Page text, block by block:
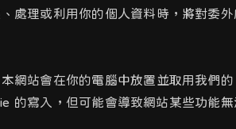
處理或利用你的個人資料時，將對委
網站會在你的電腦中放置並取用我們
的寫入，但可能會導致網站某些功能無